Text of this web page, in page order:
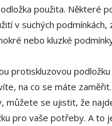
použita. Některé
v suchých podmínkách,
nebo kluzké
protiskluzovou
na co se máte
můžete se ujistit, že
pro vaše potřeby. A to